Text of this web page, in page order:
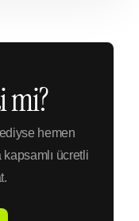
mi?
hemen
kapsamlı ücretli